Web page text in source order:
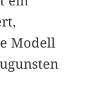
Modell